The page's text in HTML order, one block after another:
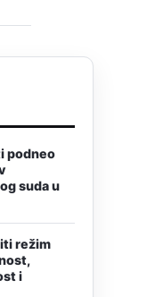
podneo
suda u
režim
i